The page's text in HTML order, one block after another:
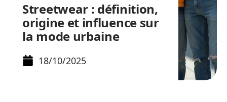
Streetwear : définition,
origine et influence sur
la mode urbaine
18/10/2025